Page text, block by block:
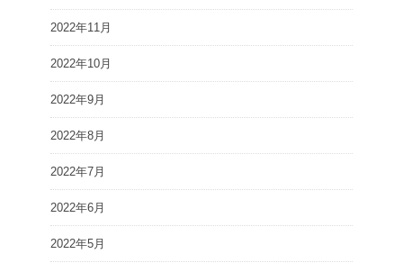
2022年11月
2022年10月
2022年9月
2022年8月
2022年7月
2022年6月
2022年5月